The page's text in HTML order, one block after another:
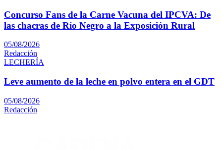
Concurso Fans de la Carne Vacuna del IPCVA: De
las chacras de Río Negro a la Exposición Rural
05/08/2026
Redacción
LECHERÍA
Leve aumento de la leche en polvo entera en el GDT
05/08/2026
Redacción